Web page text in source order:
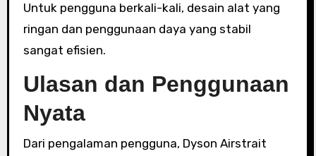
Untuk pengguna berkali-kali, desain alat yang
ringan dan penggunaan daya yang stabil
sangat efisien.
Ulasan dan Penggunaan
Nyata
Dari pengalaman pengguna, Dyson Airstrait